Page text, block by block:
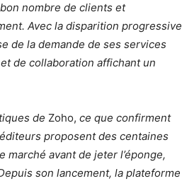
nombre de clients et
Avec la disparition progressive
de la demande de ses services
de collaboration affichant un
de Zoho, ce que confirment
proposent des centaines
avant de jeter l’éponge,
son lancement, la plateforme